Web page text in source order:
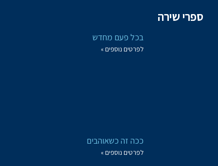
ספרי שירה
בכל פעם מחדש
לפרטים נוספים »
ככה זה כשאוהבים
לפרטים נוספים »